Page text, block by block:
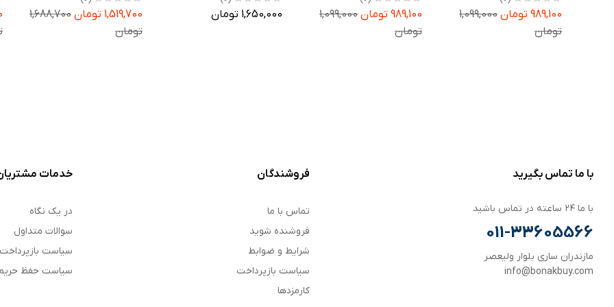
Galaxy Watch 8 44mm
989,100 تومان
1,099,000
تومان
Galaxy Watch 8 40mm
989,100 تومان
1,099,000
تومان
سامسونگ Galaxy Watch 8
44mm
1,650,000 تومان
سامسونگ Galaxy Watch 7
40mm
1,519,700 تومان
1,688,700
تومان
با ما تماس بگیرید
با ما ۲۴ ساعته در تماس باشید
011-33605566
مازندران ساری بلوار ولیعصر
info@bonakbuy.com
فروشندگان
تماس با ما
فروشنده شوید
شرایط و ضوابط
سیاست بازپرداخت
کارمزدها
خدمات
در یک نگاه
سوالات متداول
سیاست بازپرداخت
سیاست حفظ